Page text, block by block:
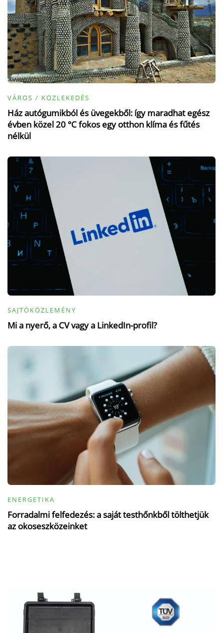
VÁROS / KÖZLEKEDÉS
Ház autógumikból és üvegekből: így maradhat egész
évben közel 20 °C fokos egy otthon klíma és fűtés
nélkül
SAJTÓKÖZLEMÉNY
Mi a nyerő, a CV vagy a LinkedIn-profil?
ENERGETIKA
Forradalmi felfedezés: a saját testhőnkből tölthetjük
az okoseszközeinket